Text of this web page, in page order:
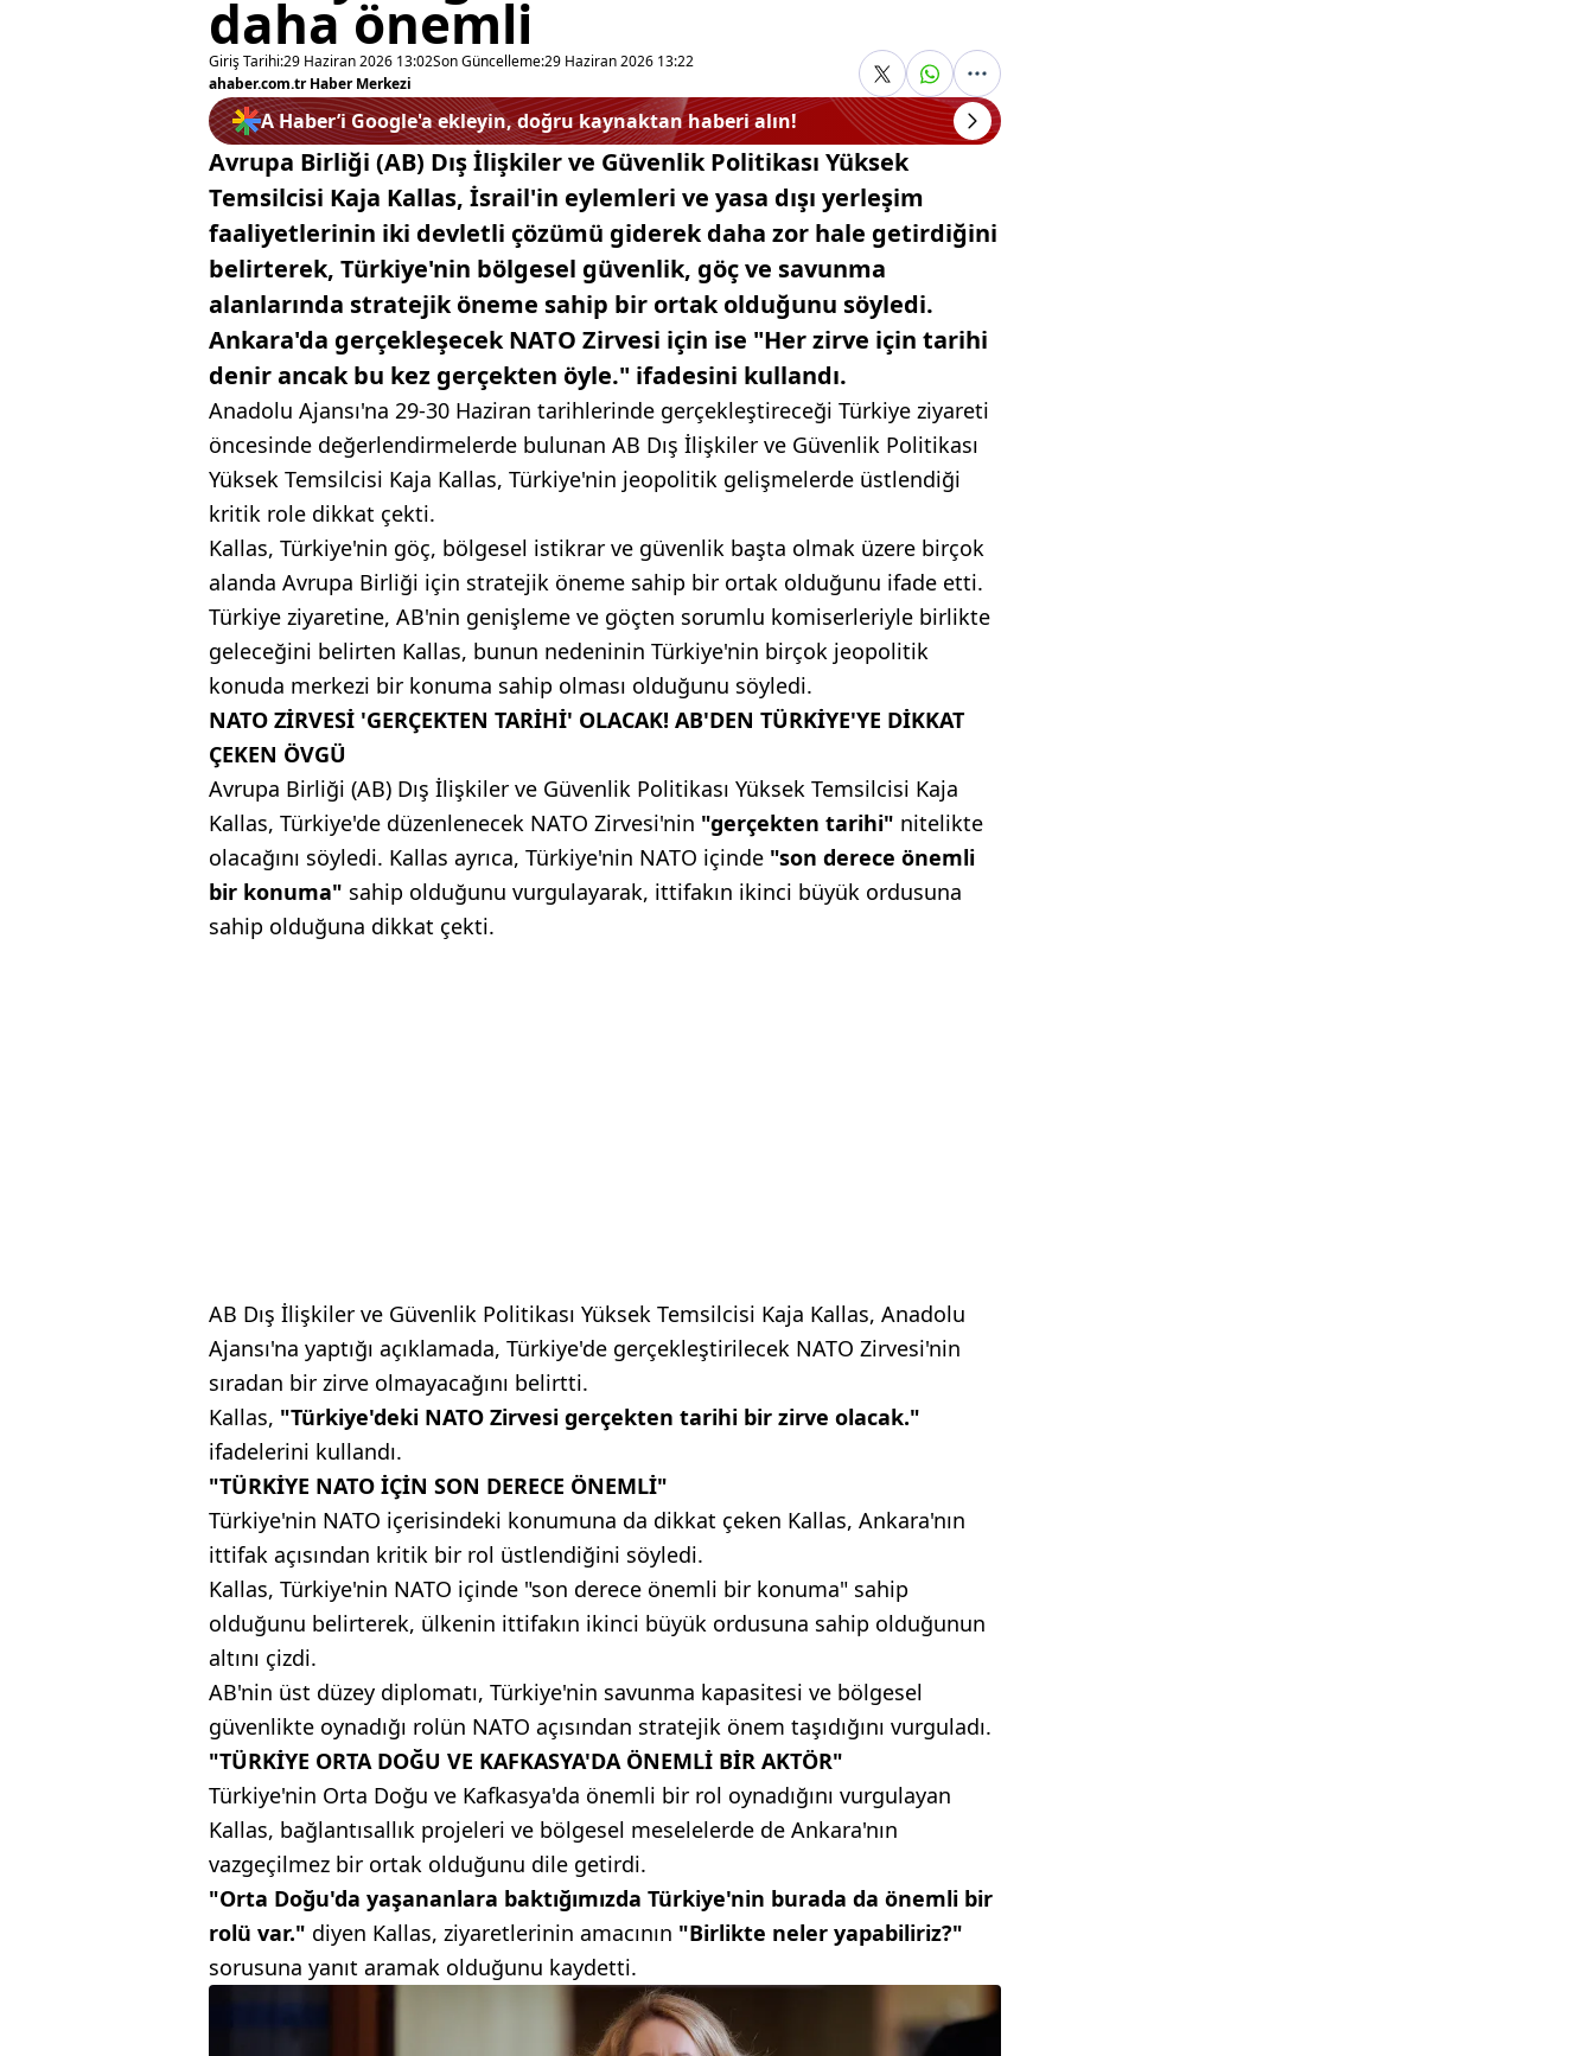
daha önemli
Giriş Tarihi:29 Haziran 2026 13:02Son Güncelleme:29 Haziran 2026 13:22
ahaber.com.tr Haber Merkezi
A Haber’i Google'a ekleyin, doğru kaynaktan haberi alın!
Avrupa Birliği (AB) Dış İlişkiler ve Güvenlik Politikası Yüksek
Temsilcisi Kaja Kallas, İsrail'in eylemleri ve yasa dışı yerleşim
faaliyetlerinin iki devletli çözümü giderek daha zor hale getirdiğini
belirterek, Türkiye'nin bölgesel güvenlik, göç ve savunma
alanlarında stratejik öneme sahip bir ortak olduğunu söyledi.
Ankara'da gerçekleşecek NATO Zirvesi için ise "Her zirve için tarihi
denir ancak bu kez gerçekten öyle." ifadesini kullandı.
Anadolu Ajansı'na 29-30 Haziran tarihlerinde gerçekleştireceği Türkiye ziyareti
öncesinde değerlendirmelerde bulunan AB Dış İlişkiler ve Güvenlik Politikası
Yüksek Temsilcisi Kaja Kallas, Türkiye'nin jeopolitik gelişmelerde üstlendiği
kritik role dikkat çekti.
Kallas, Türkiye'nin göç, bölgesel istikrar ve güvenlik başta olmak üzere birçok
alanda Avrupa Birliği için stratejik öneme sahip bir ortak olduğunu ifade etti.
Türkiye ziyaretine, AB'nin genişleme ve göçten sorumlu komiserleriyle birlikte
geleceğini belirten Kallas, bunun nedeninin Türkiye'nin birçok jeopolitik
konuda merkezi bir konuma sahip olması olduğunu söyledi.
NATO ZİRVESİ 'GERÇEKTEN TARİHİ' OLACAK! AB'DEN TÜRKİYE'YE DİKKAT
ÇEKEN ÖVGÜ
Avrupa Birliği (AB) Dış İlişkiler ve Güvenlik Politikası Yüksek Temsilcisi Kaja
Kallas, Türkiye'de düzenlenecek NATO Zirvesi'nin "gerçekten tarihi" nitelikte
olacağını söyledi. Kallas ayrıca, Türkiye'nin NATO içinde "son derece önemli
bir konuma" sahip olduğunu vurgulayarak, ittifakın ikinci büyük ordusuna
sahip olduğuna dikkat çekti.
AB Dış İlişkiler ve Güvenlik Politikası Yüksek Temsilcisi Kaja Kallas, Anadolu
Ajansı'na yaptığı açıklamada, Türkiye'de gerçekleştirilecek NATO Zirvesi'nin
sıradan bir zirve olmayacağını belirtti.
Kallas, "Türkiye'deki NATO Zirvesi gerçekten tarihi bir zirve olacak."
ifadelerini kullandı.
"TÜRKİYE NATO İÇİN SON DERECE ÖNEMLİ"
Türkiye'nin NATO içerisindeki konumuna da dikkat çeken Kallas, Ankara'nın
ittifak açısından kritik bir rol üstlendiğini söyledi.
Kallas, Türkiye'nin NATO içinde "son derece önemli bir konuma" sahip
olduğunu belirterek, ülkenin ittifakın ikinci büyük ordusuna sahip olduğunun
altını çizdi.
AB'nin üst düzey diplomatı, Türkiye'nin savunma kapasitesi ve bölgesel
güvenlikte oynadığı rolün NATO açısından stratejik önem taşıdığını vurguladı.
"TÜRKİYE ORTA DOĞU VE KAFKASYA'DA ÖNEMLİ BİR AKTÖR"
Türkiye'nin Orta Doğu ve Kafkasya'da önemli bir rol oynadığını vurgulayan
Kallas, bağlantısallık projeleri ve bölgesel meselelerde de Ankara'nın
vazgeçilmez bir ortak olduğunu dile getirdi.
"Orta Doğu'da yaşananlara baktığımızda Türkiye'nin burada da önemli bir
rolü var." diyen Kallas, ziyaretlerinin amacının "Birlikte neler yapabiliriz?"
sorusuna yanıt aramak olduğunu kaydetti.